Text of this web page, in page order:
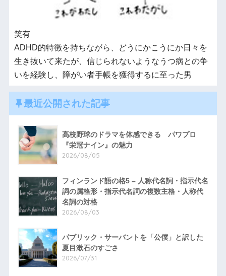
笑有
ADHD的特徴を持ちながら、どうにかこうにか日々を
生き抜いて来たが、信じられないようなうつ病との争
いを経験し、障がい者手帳を獲得するに至った男
最近公開された記事
高校野球のドラマを体感できる パワプロ
『栄冠ナイン』の魅力
2026/08/05
フィンランド語の格5 – 人称代名詞・指示代名
詞の属格形・指示代名詞の複数主格・人称代
名詞の対格
2026/08/03
パブリック・サーバントを「公僕」と訳した
夏目漱石のすごさ
2026/07/31